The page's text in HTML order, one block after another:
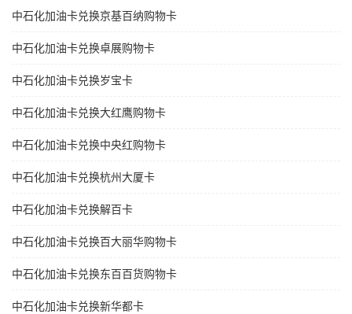
中石化加油卡兑换京基百纳购物卡
中石化加油卡兑换卓展购物卡
中石化加油卡兑换岁宝卡
中石化加油卡兑换大红鹰购物卡
中石化加油卡兑换中央红购物卡
中石化加油卡兑换杭州大厦卡
中石化加油卡兑换解百卡
中石化加油卡兑换百大丽华购物卡
中石化加油卡兑换东百百货购物卡
中石化加油卡兑换新华都卡